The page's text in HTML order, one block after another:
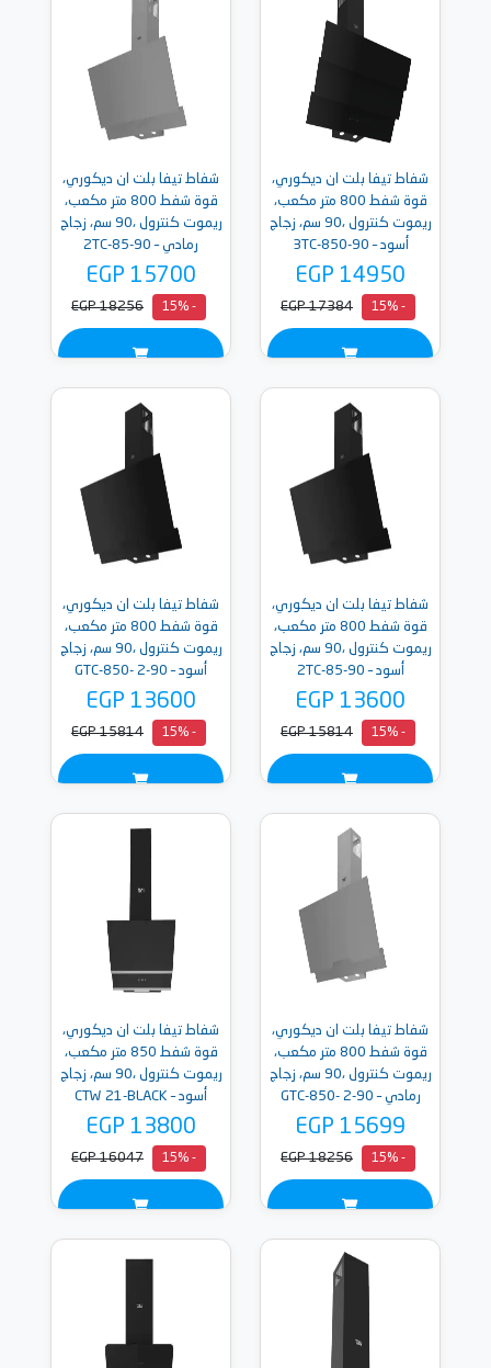
شفاط تيفا بلت ان ديكوري،
قوة شفط 800 متر مكعب،
ريموت كنترول ،90 سم، زجاج
أسود – 90-3TC-850
EGP 14950
- 15%
EGP 17384
شفاط تيفا بلت ان ديكوري،
قوة شفط 800 متر مكعب،
ريموت كنترول ،90 سم، زجاج
رمادي – 90-2TC-85
EGP 15700
- 15%
EGP 18256
شفاط تيفا بلت ان ديكوري،
قوة شفط 800 متر مكعب،
ريموت كنترول ،90 سم، زجاج
أسود – 90-2TC-85
EGP 13600
- 15%
EGP 15814
شفاط تيفا بلت ان ديكوري،
قوة شفط 800 متر مكعب،
ريموت كنترول ،90 سم، زجاج
أسود – 90-2 GTC-850-
BLACK
EGP 13600
- 15%
EGP 15814
شفاط تيفا بلت ان ديكوري،
قوة شفط 800 متر مكعب،
ريموت كنترول ،90 سم، زجاج
رمادي – 90-2 GTC-850-
GREY
EGP 15699
- 15%
EGP 18256
شفاط تيفا بلت ان ديكوري،
قوة شفط 850 متر مكعب،
ريموت كنترول ،90 سم، زجاج
أسود – CTW 21-BLACK
EGP 13800
- 15%
EGP 16047